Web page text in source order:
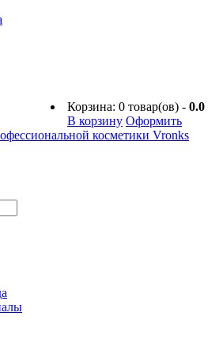
Корзина: 0 товар(ов) - 0.0
В корзину Оформить